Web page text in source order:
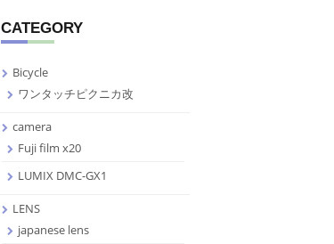
CATEGORY
Bicycle
ワンタッチピクニカ改
camera
Fuji film x20
LUMIX DMC-GX1
LENS
japanese lens